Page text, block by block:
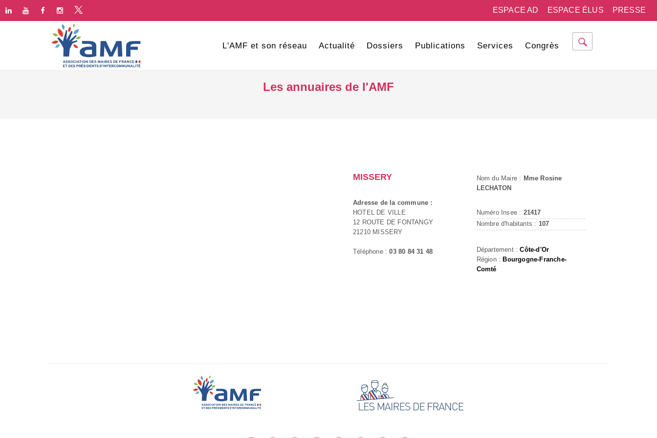
PRESSE
ESPACE ÉLUS
ESPACE AD
L'AMF et son réseau Actualité Dossiers Publications Services Congrès
Les annuaires de l'AMF
MISSERY
Adresse de la commune :
HOTEL DE VILLE
12 ROUTE DE FONTANGY
21210 MISSERY
Téléphone :03 80 84 31 48
Nom du Maire : Mme Rosine
LECHATON
Numéro Insee : 21417
Nombre d'habitants : 107
Département :Côte-d'Or
Région : Bourgogne-Franche-
Comté